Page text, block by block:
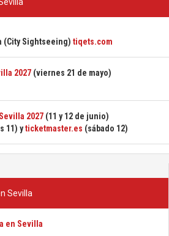
Sevilla
en Sevilla
(City Sightseeing) tiqets.com
2027 (viernes 21 de mayo)
2027 (11 y 12 de junio)
11) yticketmaster.es (sábado 12)